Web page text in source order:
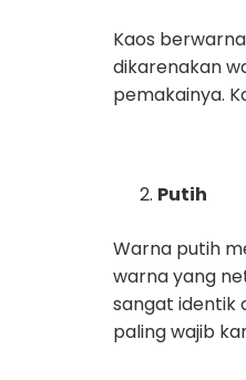
Kaos
dikarenakan
pemakainya.
Putih
Warna putih
warna yang
sangat identik
paling wajib